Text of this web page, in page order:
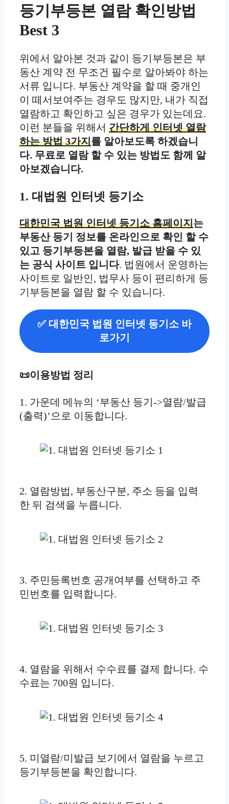
등기부등본 열람 확인방법
Best 3
위에서 알아본 것과 같이 등기부등본은 부
동산 계약 전 무조건 필수로 알아봐야 하는
서류 입니다. 부동산 계약을 할 때 중개인
이 떼서보여주는 경우도 많지만, 내가 직접
열람하고 확인하고 싶은 경우가 있는데요.
이런 분들을 위해서 간단하게 인터넷 열람
하는 방법 3가지를 알아보도록 하겠습니
다. 무료로 열람 할 수 있는 방법도 함께 알
아보겠습니다.
1. 대법원 인터넷 등기소
대한민국 법원 인터넷 등기소 홈페이지는
부동산 등기 정보를 온라인으로 확인 할 수
있고 등기부등본을 열람, 발급 받을 수 있
는 공식 사이트 입니다. 법원에서 운영하는
사이트로 일반인, 법무사 등이 편리하게 등
기부등본을 열람 할 수 있습니다.
✅ 대한민국 법원 인터넷 등기소 바
로가기
📜이용방법 정리
1. 가운데 메뉴의 ‘부동산 등기->열람/발급
(출력)’으로 이동합니다.
2. 열람방법, 부동산구분, 주소 등을 입력
한 뒤 검색을 누릅니다.
3. 주민등록번호 공개여부를 선택하고 주
민번호를 입력합니다.
4. 열람을 위해서 수수료를 결제 합니다. 수
수료는 700원 입니다.
5. 미열람/미발급 보기에서 열람을 누르고
등기부등본을 확인합니다.